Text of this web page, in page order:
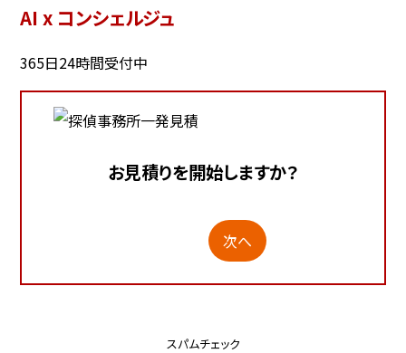
AI x コンシェルジュ
365日24時間受付中
お見積りを開始しますか？
次へ
スパムチェック